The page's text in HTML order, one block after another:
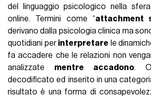
del linguaggio psicologico nella
online. Termini come “attachment
derivano dalla psicologia clinica ma
quotidiani perinterpretare le
fa accadere che le relazioni non
analizzate mentre accadono.
decodificato ed inserito in una
risultato è una forma di